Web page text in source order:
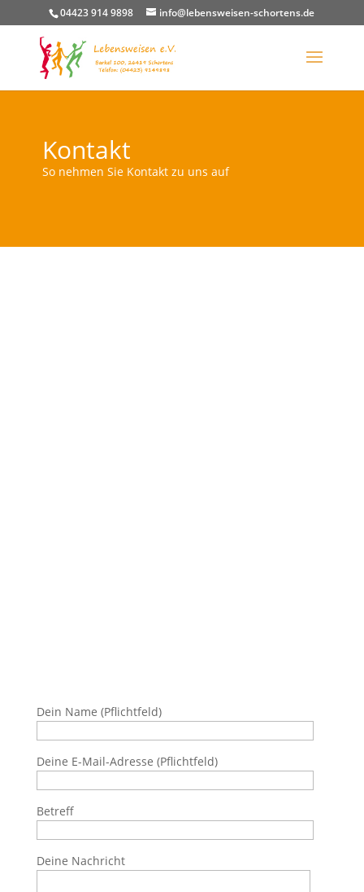
04423 914 9898 info@lebensweisen-schortens.de
Kontakt
So nehmen Sie Kontakt zu uns auf
Dein Name (Pflichtfeld)
Deine E-Mail-Adresse (Pflichtfeld)
Betreff
Deine Nachricht